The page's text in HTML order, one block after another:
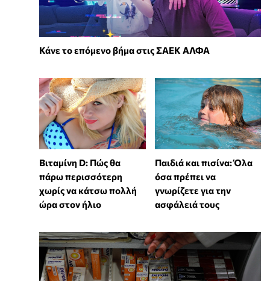
Κάνε το επόμενο βήμα στις ΣΑΕΚ ΑΛΦΑ
Βιταμίνη D: Πώς θα
πάρω περισσότερη
χωρίς να κάτσω πολλή
ώρα στον ήλιο
Παιδιά και πισίνα: Όλα
όσα πρέπει να
γνωρίζετε για την
ασφάλειά τους